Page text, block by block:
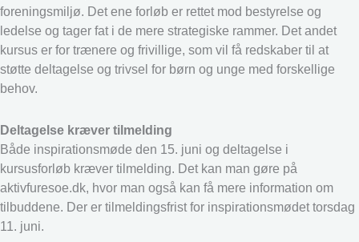
foreningsmiljø. Det ene forløb er rettet mod bestyrelse og
ledelse og tager fat i de mere strategiske rammer. Det andet
kursus er for trænere og frivillige, som vil få redskaber til at
støtte deltagelse og trivsel for børn og unge med forskellige
behov.
Deltagelse kræver tilmelding
Både inspirationsmøde den 15. juni og deltagelse i
kursusforløb kræver tilmelding. Det kan man gøre på
aktivfuresoe.dk, hvor man også kan få mere information om
tilbuddene. Der er tilmeldingsfrist for inspirationsmødet torsdag
11. juni.